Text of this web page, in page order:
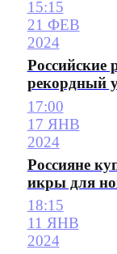
15:15
21 ФЕВ
2024
Российские
рекордный
17:00
17 ЯНВ
2024
Россияне
икры для
18:15
11 ЯНВ
2024